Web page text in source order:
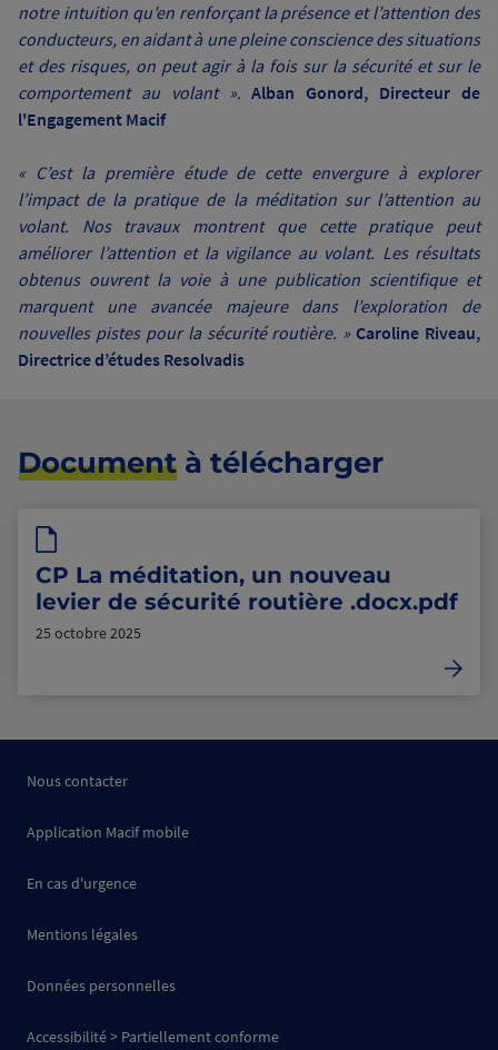
Document à télécharger
CP La méditation, un nouveau
levier de sécurité routière .docx.pdf
25 octobre 2025
notre intuition qu’en renforçant la présence et l’attention des
conducteurs, en aidant à une pleine conscience des situations
et des risques, on peut agir à la fois sur la sécurité et sur le
comportement au volant ».Alban Gonord, Directeur de
l'Engagement Macif
« C’est la première étude de cette envergure à explorer
l’impact de la pratique de la méditation sur l’attention au
volant. Nos travaux montrent que cette pratique peut
améliorer l’attention et la vigilance au volant. Les résultats
obtenus ouvrent la voie à une publication scientifique et
marquent une avancée majeure dans l’exploration de
nouvelles pistes pour la sécurité routière. » Caroline Riveau,
Directrice d’études Resolvadis
Nous contacter
Application Macif mobile
En cas d'urgence
Mentions légales
Données personnelles
Accessibilité > Partiellement conforme